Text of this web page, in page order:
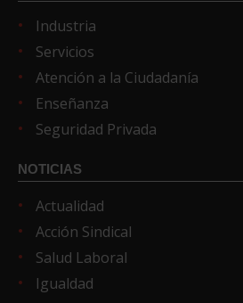
Industria
Servicios
Atención a la Ciudadanía
Enseñanza
Seguridad Privada
NOTICIAS
Actualidad
Acción Sindical
Salud Laboral
Igualdad